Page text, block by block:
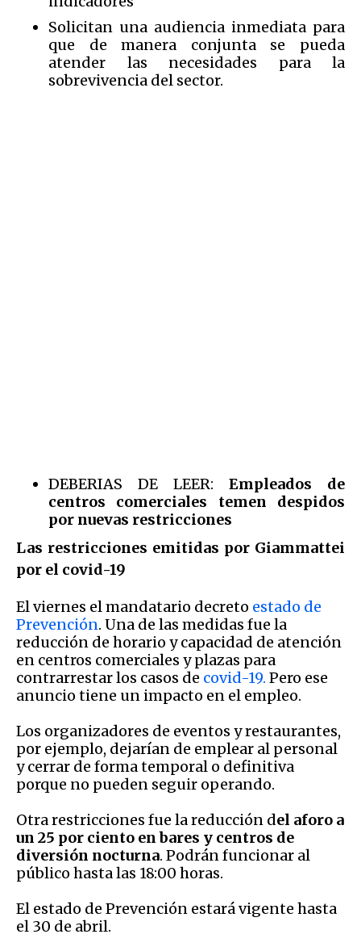
Solicitan una audiencia inmediata para
que de manera conjunta se pueda
atender las necesidades para la
sobrevivencia del sector.
DEBERIAS DE LEER: Empleados de
centros comerciales temen despidos
por nuevas restricciones
Las restricciones emitidas por Giammattei
por el covid-19
El viernes el mandatario decreto estado de
Prevención. Una de las medidas fue la
reducción de horario y capacidad de atención
en centros comerciales y plazas para
contrarrestar los casos de covid-19. Pero ese
anuncio tiene un impacto en el empleo.
Los organizadores de eventos y restaurantes,
por ejemplo, dejarían de emplear al personal
y cerrar de forma temporal o definitiva
porque no pueden seguir operando.
Otra restricciones fue la reducción del aforo a
un 25 por ciento en bares y centros de
diversión nocturna. Podrán funcionar al
público hasta las 18:00 horas.
El estado de Prevención estará vigente hasta
el 30 de abril.